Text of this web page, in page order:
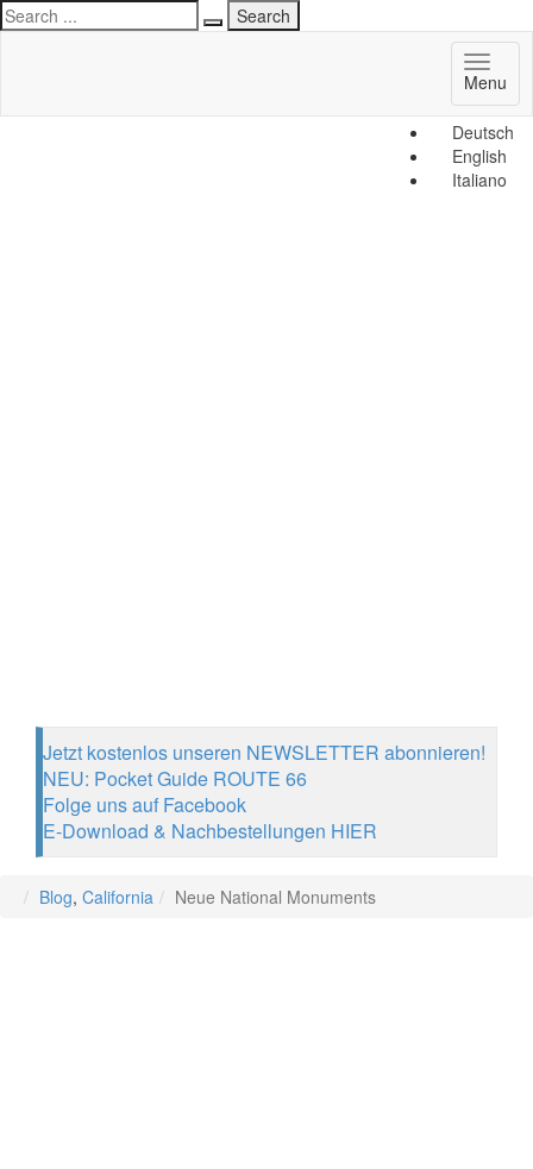
Deutsch
English
Italiano
Menu
Jetzt kostenlos unseren NEWSLETTER abonnieren!
NEU: Pocket Guide ROUTE 66
Folge uns auf Facebook
E-Download & Nachbestellungen HIER
Blog, California Neue National Monuments